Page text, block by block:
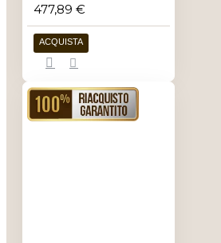
477,89 €
ACQUISTA
RIACQUISTO GARANTITO